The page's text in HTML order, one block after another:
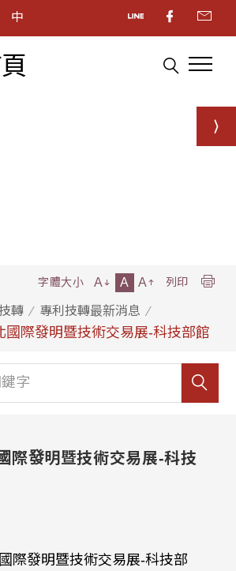
中
轉 專利技轉最新消息
國際發明暨技術交易展-科技部館
字體大小 A A A 列印
際發明暨技術交易展-科技
際發明暨技術交易展-科技部